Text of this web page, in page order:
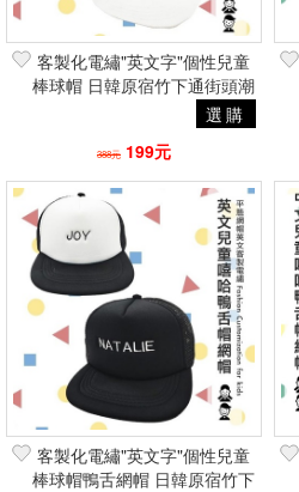
客製化電繡"英文字"個性兒童
棒球帽 日韓原宿竹下通街頭潮
選購
388元 199元
客製化電繡"英文字"個性兒童
棒球帽鴨舌網帽 日韓原宿竹下